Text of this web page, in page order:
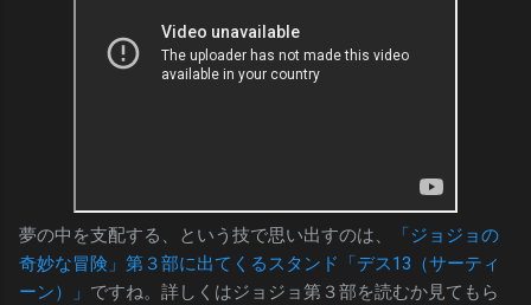
夢の中を支配する、という技で思い出すのは、
「ジョジョの
奇妙な冒険」第３部に出てくるスタンド「デス13（サーティ
ーン）」 ですね。詳しくはジョジョ第３部を読むか見てもら